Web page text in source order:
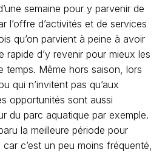
semaine pour y parvenir de
l’offre d’activités et de services
qu’on parvient à peine à avoir
rapide d’y revenir pour mieux les
temps. Même hors saison, lors
qui n’invitent pas qu’aux
opportunités sont aussi
du parc aquatique par exemple.
la meilleure période pour
c’est un peu moins fréquenté,